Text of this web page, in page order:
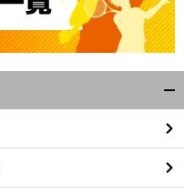
閉
る